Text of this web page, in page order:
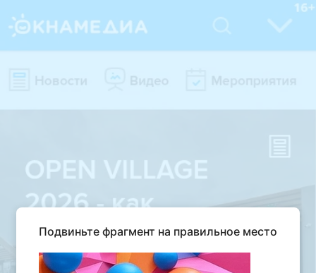
Подвиньте фрагмент на правильное место